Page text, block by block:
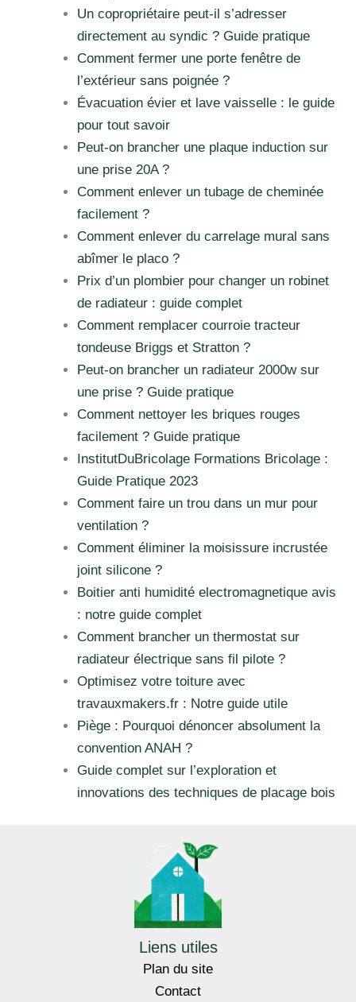
Un copropriétaire peut-il s’adresser
directement au syndic ? Guide pratique
Comment fermer une porte fenêtre de
l’extérieur sans poignée ?
Évacuation évier et lave vaisselle : le guide
pour tout savoir
Peut-on brancher une plaque induction sur
une prise 20A ?
Comment enlever un tubage de cheminée
facilement ?
Comment enlever du carrelage mural sans
abîmer le placo ?
Prix d’un plombier pour changer un robinet
de radiateur : guide complet
Comment remplacer courroie tracteur
tondeuse Briggs et Stratton ?
Peut-on brancher un radiateur 2000w sur
une prise ? Guide pratique
Comment nettoyer les briques rouges
facilement ? Guide pratique
InstitutDuBricolage Formations Bricolage :
Guide Pratique 2023
Comment faire un trou dans un mur pour
ventilation ?
Comment éliminer la moisissure incrustée
joint silicone ?
Boitier anti humidité electromagnetique avis
: notre guide complet
Comment brancher un thermostat sur
radiateur électrique sans fil pilote ?
Optimisez votre toiture avec
travauxmakers.fr : Notre guide utile
Piège : Pourquoi dénoncer absolument la
convention ANAH ?
Guide complet sur l’exploration et
innovations des techniques de placage bois
Liens utiles
Plan du site
Contact